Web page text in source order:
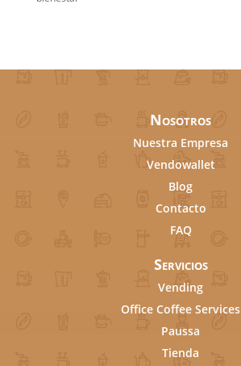
Nosotros
Nuestra Empresa
Vendowallet
Blog
Contacto
FAQ
Servicios
Vending
Office Coffee Services
Paussa
Tienda